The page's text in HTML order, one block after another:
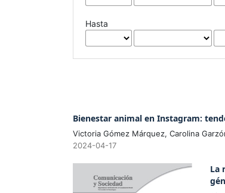
Hasta
Bienestar animal en Instagram:
Victoria Gómez Márquez, Carolina
2024-04-17
La